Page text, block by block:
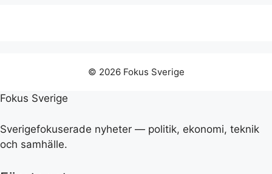
© 2026 Fokus Sverige
Fokus Sverige
Sverigefokuserade nyheter — politik, ekonomi, teknik
och samhälle.